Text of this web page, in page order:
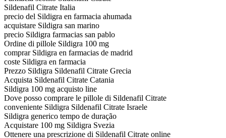
Sildenafil Citrate Italia
precio del Sildigra en farmacia ahumada
acquistare Sildigra san marino
precio Sildigra farmacias san pablo
Ordine di pillole Sildigra 100 mg
comprar Sildigra en farmacias de madrid
coste Sildigra en farmacia
Prezzo Sildigra Sildenafil Citrate Grecia
Acquista Sildenafil Citrate Catania
Sildigra 100 mg acquisto line
Dove posso comprare le pillole di Sildenafil Citrate
conveniente Sildigra Sildenafil Citrate Israele
Sildigra generico tempo de duração
Acquistare 100 mg Sildigra Svezia
Ottenere una prescrizione di Sildenafil Citrate online